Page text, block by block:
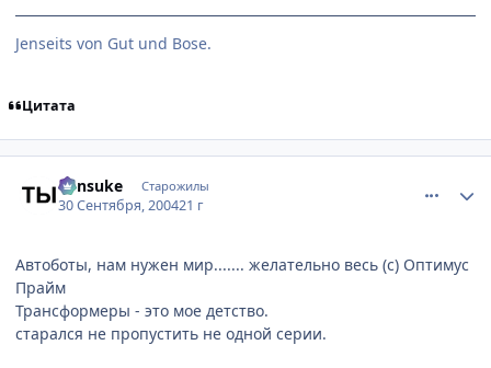
Jenseits von Gut und Bose.
Цитата
Kensuke Старожилы
30 Сентября, 200421 г
Автоботы, нам нужен мир....... желательно весь (с) Оптимус
Прайм
Трансформеры - это мое детство.
старался не пропустить не одной серии.